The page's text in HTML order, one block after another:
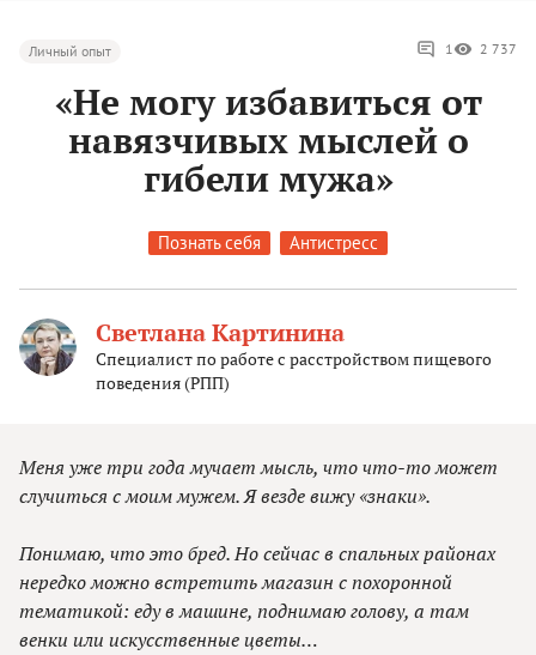
Личный опыт 1 2 737
«Не могу избавиться от
навязчивых мыслей о
гибели мужа»
Познать себя Антистресс
Светлана Картинина
Специалист по работе с расстройством пищевого
поведения (РПП)
Меня уже три года мучает мысль, что что-то может
случиться с моим мужем. Я везде вижу «знаки».
Понимаю, что это бред. Но сейчас в спальных районах
нередко можно встретить магазин с похоронной
тематикой: еду в машине, поднимаю голову, а там
венки или искусственные цветы…